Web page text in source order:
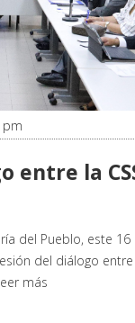
pm
entre la
del Pueblo, este 16
del diálogo
más